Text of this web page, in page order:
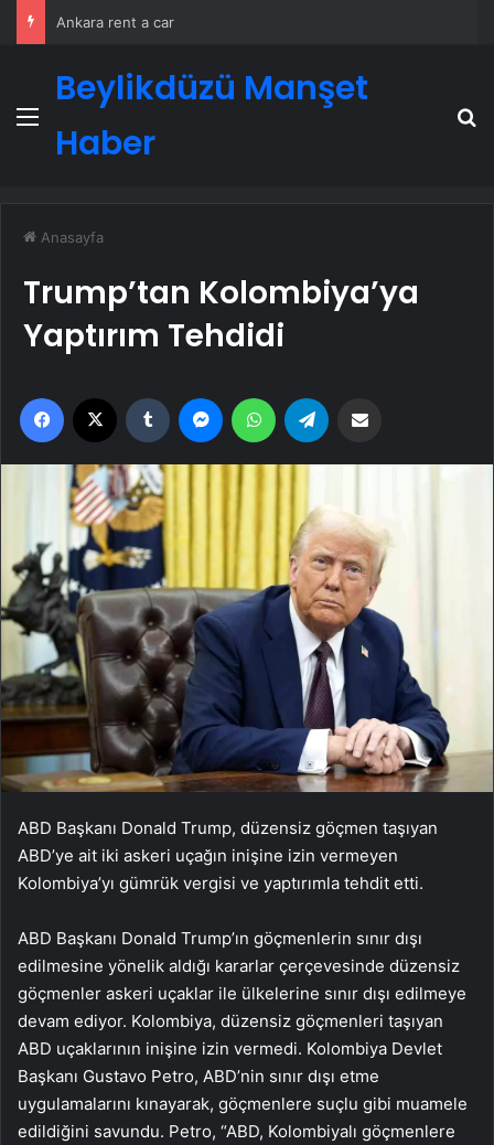
Ankara rent a car
Menü
Beylikdüzü Manşet
Haber
Anasayfa
Trump’tan Kolombiya’ya
Yaptırım Tehdidi
Facebook Tumblr MessengerWhatsApp
ABD Başkanı Donald Trump, düzensiz göçmen taşıyan
ABD’ye ait iki askeri uçağın inişine izin vermeyen
Kolombiya’yı gümrük vergisi ve yaptırımla tehdit etti.
ABD Başkanı Donald Trump’ın göçmenlerin sınır dışı
edilmesine yönelik aldığı kararlar çerçevesinde düzensiz
göçmenler askeri uçaklar ile ülkelerine sınır dışı edilmeye
devam ediyor. Kolombiya, düzensiz göçmenleri taşıyan
ABD uçaklarının inişine izin vermedi. Kolombiya Devlet
Başkanı Gustavo Petro, ABD’nin sınır dışı etme
uygulamalarını kınayarak, göçmenlere suçlu gibi muamele
edildiğini savundu. Petro, “ABD, Kolombiyalı göçmenlere